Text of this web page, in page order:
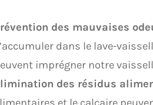
des mauvaises
dans le lave-
imprégner notre
des résidus
et le calcaire